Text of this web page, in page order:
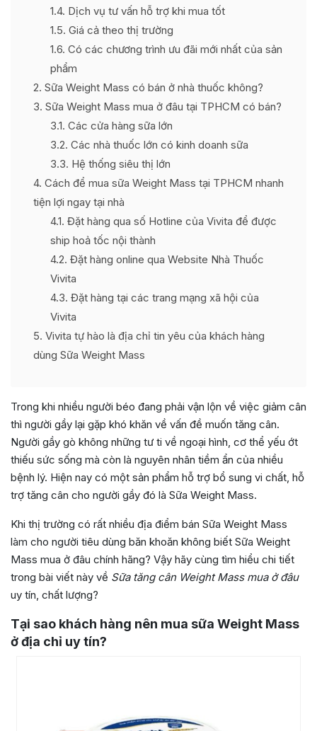
1.4 Dịch vụ tư vấn hỗ trợ khi mua tốt
1.5 Giá cả theo thị trường
1.6 Có các chương trình ưu đãi mới nhất của sản
phẩm
2 Sữa Weight Mass có bán ở nhà thuốc không?
3 Sữa Weight Mass mua ở đâu tại TPHCM có bán?
3.1 Các cửa hàng sữa lớn
3.2 Các nhà thuốc lớn có kinh doanh sữa
3.3 Hệ thống siêu thị lớn
4 Cách để mua sữa Weight Mass tại TPHCM nhanh
tiện lợi ngay tại nhà
4.1 Đặt hàng qua số Hotline của Vivita để được
ship hoả tốc nội thành
4.2 Đặt hàng online qua Website Nhà Thuốc
Vivita
4.3 Đặt hàng tại các trang mạng xã hội của
Vivita
5 Vivita tự hào là địa chỉ tin yêu của khách hàng
dùng Sữa Weight Mass
Trong khi nhiều người béo đang phải vận lộn về việc giảm cân
thì người gầy lại gặp khó khăn về vấn đề muốn tăng cân.
Người gầy gò không những tư ti về ngoại hình, cơ thể yếu ớt
thiếu sức sống mà còn là nguyên nhân tiềm ẩn của nhiều
bệnh lý. Hiện nay có một sản phẩm hỗ trợ bổ sung vi chất, hỗ
trợ tăng cân cho người gầy đó là Sữa Weight Mass.
Khi thị trường có rất nhiều địa điểm bán Sữa Weight Mass
làm cho người tiêu dùng băn khoăn không biết Sữa Weight
Mass mua ở đâu chính hãng? Vậy hãy cùng tìm hiểu chi tiết
trong bài viết này về Sữa tăng cân Weight Mass mua ở đâu
uy tín, chất lượng?
Tại sao khách hàng nên mua sữa Weight Mass
ở địa chỉ uy tín?